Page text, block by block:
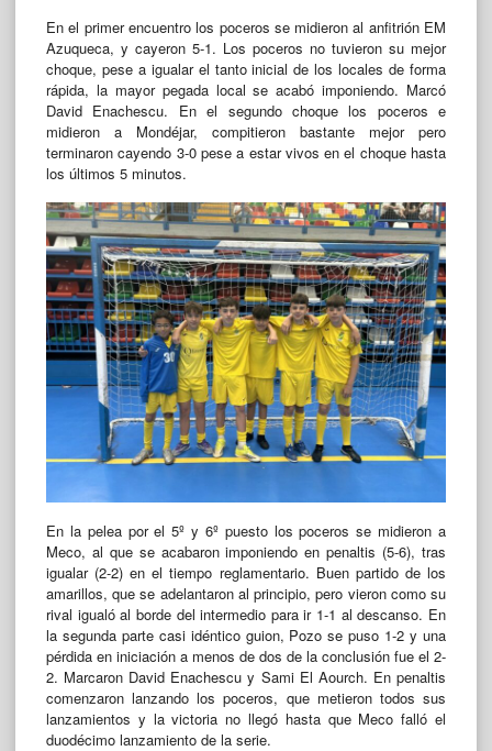
En el primer encuentro los poceros se midieron al anfitrión EM
Azuqueca, y cayeron 5-1. Los poceros no tuvieron su mejor
choque, pese a igualar el tanto inicial de los locales de forma
rápida, la mayor pegada local se acabó imponiendo. Marcó
David Enachescu. En el segundo choque los poceros e
midieron a Mondéjar, compitieron bastante mejor pero
terminaron cayendo 3-0 pese a estar vivos en el choque hasta
los últimos 5 minutos.
En la pelea por el 5º y 6º puesto los poceros se midieron a
Meco, al que se acabaron imponiendo en penaltis (5-6), tras
igualar (2-2) en el tiempo reglamentario. Buen partido de los
amarillos, que se adelantaron al principio, pero vieron como su
rival igualó al borde del intermedio para ir 1-1 al descanso. En
la segunda parte casi idéntico guion, Pozo se puso 1-2 y una
pérdida en iniciación a menos de dos de la conclusión fue el 2-
2. Marcaron David Enachescu y Sami El Aourch. En penaltis
comenzaron lanzando los poceros, que metieron todos sus
lanzamientos y la victoria no llegó hasta que Meco falló el
duodécimo lanzamiento de la serie.